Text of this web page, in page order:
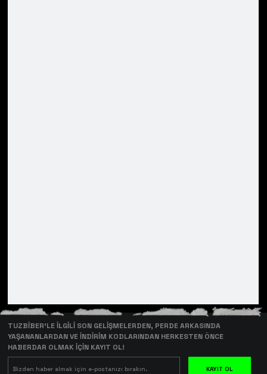
TUZBİBER’LE İLGİLİ SON GELİŞMELERDEN, PERDE ARKASINDA
YAŞANANLARDAN VE İNDİRİM KODLARINDAN HERKESTEN ÖNCE
HABERDAR OLMAK İÇİN KAYIT OL!
KAYIT OL